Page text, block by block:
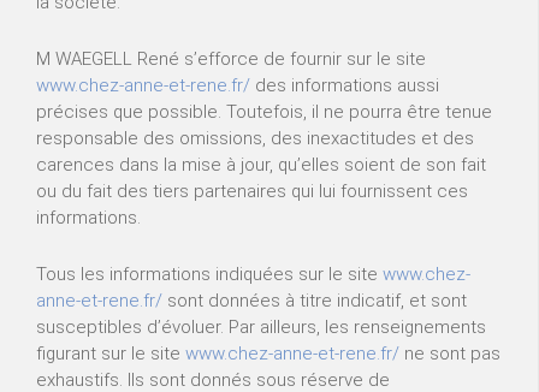
M WAEGELL René s’efforce de fournir sur le site
www.chez-anne-et-rene.fr/ des informations aussi
précises que possible. Toutefois, il ne pourra être tenue
responsable des omissions, des inexactitudes et des
carences dans la mise à jour, qu’elles soient de son fait
ou du fait des tiers partenaires qui lui fournissent ces
informations.
Tous les informations indiquées sur le site www.chez-
anne-et-rene.fr/ sont données à titre indicatif, et sont
susceptibles d’évoluer. Par ailleurs, les renseignements
figurant sur le site www.chez-anne-et-rene.fr/ ne sont pas
exhaustifs. Ils sont donnés sous réserve de